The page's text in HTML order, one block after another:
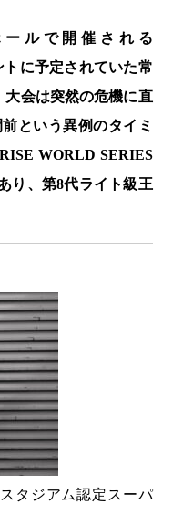
ルで開催される
トに予定されていた常
大会は突然の危機に直
という異例のタイミ
WORLD SERIES
り、第8代ライト級王
タジアム認定スーパ